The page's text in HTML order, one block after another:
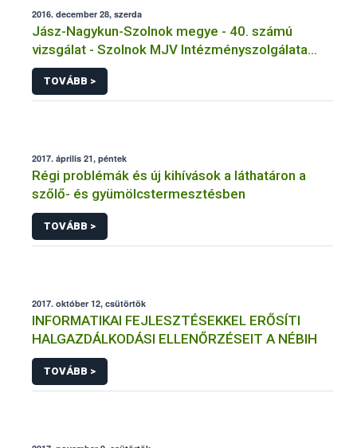
2016. december 28, szerda
Jász-Nagykun-Szolnok megye - 40. számú
vizsgálat - Szolnok MJV Intézményszolgálata
Liget úti Általános Iskola tálalókonyha
TOVÁBB >
2017. április 21, péntek
Régi problémák és új kihívások a láthatáron a
szőlő- és gyümölcstermesztésben
TOVÁBB >
2017. október 12, csütörtök
INFORMATIKAI FEJLESZTÉSEKKEL ERŐSÍTI
HALGAZDÁLKODÁSI ELLENŐRZÉSEIT A NÉBIH
TOVÁBB >